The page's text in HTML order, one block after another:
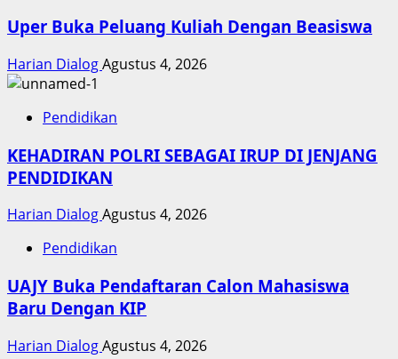
Uper Buka Peluang Kuliah Dengan Beasiswa
Harian DialogAgustus 4, 2026
Pendidikan
KEHADIRAN POLRI SEBAGAI IRUP DI JENJANG
PENDIDIKAN
Harian DialogAgustus 4, 2026
Pendidikan
UAJY Buka Pendaftaran Calon Mahasiswa
Baru Dengan KIP
Harian DialogAgustus 4, 2026